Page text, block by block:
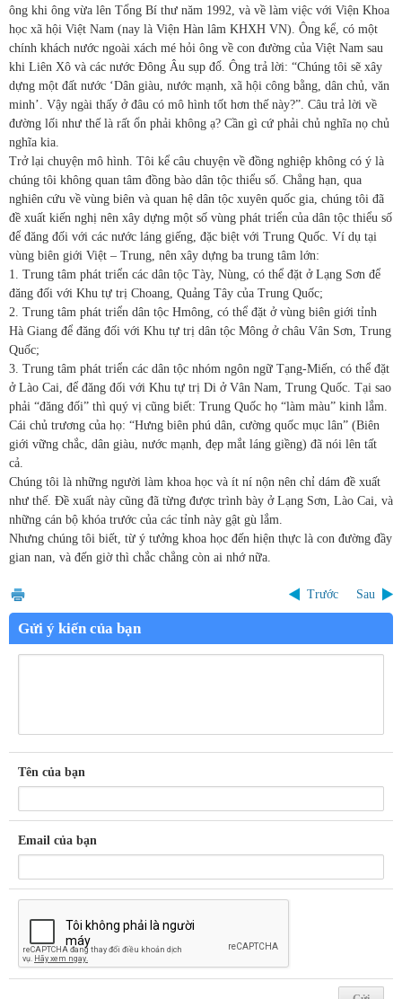
ông khi ông vừa lên Tổng Bí thư năm 1992, và về làm việc với Viện Khoa
học xã hội Việt Nam (nay là Viện Hàn lâm KHXH VN). Ông kể, có một
chính khách nước ngoài xách mé hỏi ông về con đường của Việt Nam sau
khi Liên Xô và các nước Đông Âu sụp đổ. Ông trả lời: “Chúng tôi sẽ xây
dựng một đất nước ‘Dân giàu, nước mạnh, xã hội công bằng, dân chủ, văn
minh’. Vậy ngài thấy ở đâu có mô hình tốt hơn thế này?”. Câu trả lời về
đường lối như thế là rất ổn phải không ạ? Cần gì cứ phải chủ nghĩa nọ chủ
nghĩa kia.
Trở lại chuyện mô hình. Tôi kể câu chuyện về đồng nghiệp không có ý là
chúng tôi không quan tâm đồng bào dân tộc thiểu số. Chẳng hạn, qua
nghiên cứu về vùng biên và quan hệ dân tộc xuyên quốc gia, chúng tôi đã
đề xuất kiến nghị nên xây dựng một số vùng phát triển của dân tộc thiểu số
để đăng đối với các nước láng giếng, đặc biệt với Trung Quốc. Ví dụ tại
vùng biên giới Việt – Trung, nên xây dựng ba trung tâm lớn:
1. Trung tâm phát triển các dân tộc Tày, Nùng, có thể đặt ở Lạng Sơn để
đăng đối với Khu tự trị Choang, Quảng Tây của Trung Quốc;
2. Trung tâm phát triển dân tộc Hmông, có thể đặt ở vùng biên giới tỉnh
Hà Giang để đăng đối với Khu tự trị dân tộc Mông ở châu Vân Sơn, Trung
Quốc;
3. Trung tâm phát triển các dân tộc nhóm ngôn ngữ Tạng-Miến, có thể đặt
ở Lào Cai, để đăng đối với Khu tự trị Di ở Vân Nam, Trung Quốc. Tại sao
phải “đăng đối” thì quý vị cũng biết: Trung Quốc họ “làm màu” kinh lắm.
Cái chủ trương của họ: “Hưng biên phú dân, cường quốc mục lân” (Biên
giới vững chắc, dân giàu, nước mạnh, đẹp mắt láng giềng) đã nói lên tất
cả.
Chúng tôi là những người làm khoa học và ít ní nộn nên chỉ dám đề xuất
như thế. Đề xuất này cũng đã từng được trình bày ở Lạng Sơn, Lào Cai, và
những cán bộ khóa trước của các tỉnh này gật gù lắm.
Nhưng chúng tôi biết, từ ý tưởng khoa học đến hiện thực là con đường đầy
gian nan, và đến giờ thì chắc chẳng còn ai nhớ nữa.
Trước Sau
Gửi ý kiến của bạn
Tên của bạn
Email của bạn